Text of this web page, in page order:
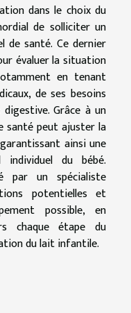
dans le choix du
de solliciter un
de santé. Ce dernier
évaluer la situation
en tenant
de ses besoins
Grâce à un
santé peut ajuster la
ainsi une
du bébé.
par un spécialiste
potentielles et
possible, en
chaque étape du
du lait infantile.